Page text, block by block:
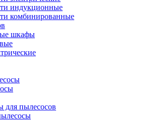
индукционные
комбинированные
шкафы
для пылесосов